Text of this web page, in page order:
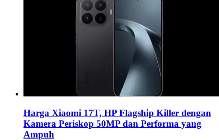
Harga Xiaomi 17T, HP Flagship Killer dengan
Kamera Periskop 50MP dan Performa yang
Ampuh